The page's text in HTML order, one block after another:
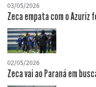
03/05/2026
Zeca empata com o Azuriz
02/05/2026
Zeca vai ao Paraná em